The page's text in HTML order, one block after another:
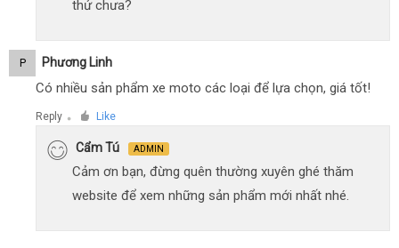
thử chưa?
P Phương Linh
Có nhiều sản phẩm xe moto các loại để lựa chọn, giá tốt!
Reply ● Like
Cẩm Tú ADMIN
Cảm ơn bạn, đừng quên thường xuyên ghé thăm
website để xem những sản phẩm mới nhất nhé.